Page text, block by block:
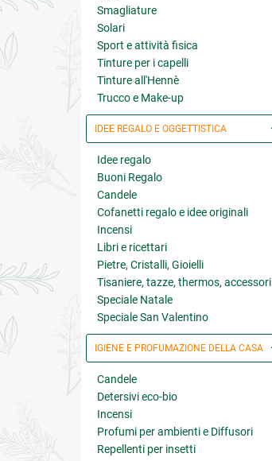
Smagliature
Solari
Sport e attività fisica
Tinture per i capelli
Tinture all'Hennè
Trucco e Make-up
IDEE REGALO E OGGETTISTICA
Idee regalo
Buoni Regalo
Candele
Cofanetti regalo e idee originali
Incensi
Libri e ricettari
Pietre, Cristalli, Gioielli
Tisaniere, tazze, thermos, accessori
Speciale Natale
Speciale San Valentino
IGIENE E PROFUMAZIONE DELLA CASA
Candele
Detersivi eco-bio
Incensi
Profumi per ambienti e Diffusori
Repellenti per insetti